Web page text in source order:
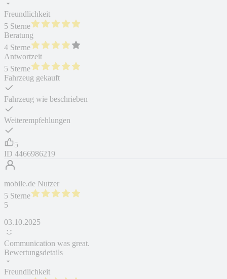
Freundlichkeit
5 Sterne
Beratung
4 Sterne
Antwortzeit
5 Sterne
Fahrzeug gekauft
Fahrzeug wie beschrieben
Weiterempfehlungen
5
ID 4466986219
mobile.de Nutzer
5 Sterne
5
03.10.2025
Communication was great.
Bewertungsdetails
Freundlichkeit